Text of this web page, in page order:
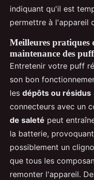
indiquant qu'il est
permettre à l'appareil
Meilleures pratiques
maintenance des
Entretenir votre puff
son bon
les dépôts ou résidus
connecteurs avec un
de saleté peut
la batterie,
possiblement un
que tous les
remonter l'appareil.